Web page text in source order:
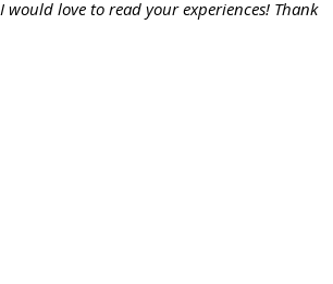
I would love to read your experiences! Thank